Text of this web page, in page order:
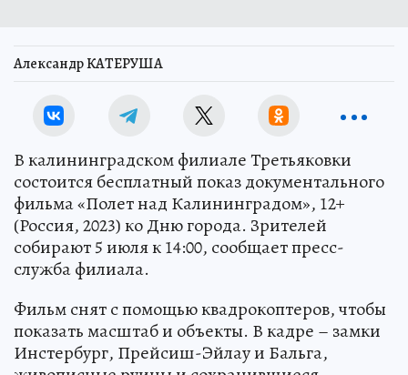
Александр КАТЕРУША
В калининградском филиале Третьяковки
состоится бесплатный показ документального
фильма «Полет над Калининградом», 12+
(Россия, 2023) ко Дню города. Зрителей
собирают 5 июля к 14:00, сообщает пресс-
служба филиала.
Фильм снят с помощью квадрокоптеров, чтобы
показать масштаб и объекты. В кадре – замки
Инстербург, Прейсиш-Эйлау и Бальга,